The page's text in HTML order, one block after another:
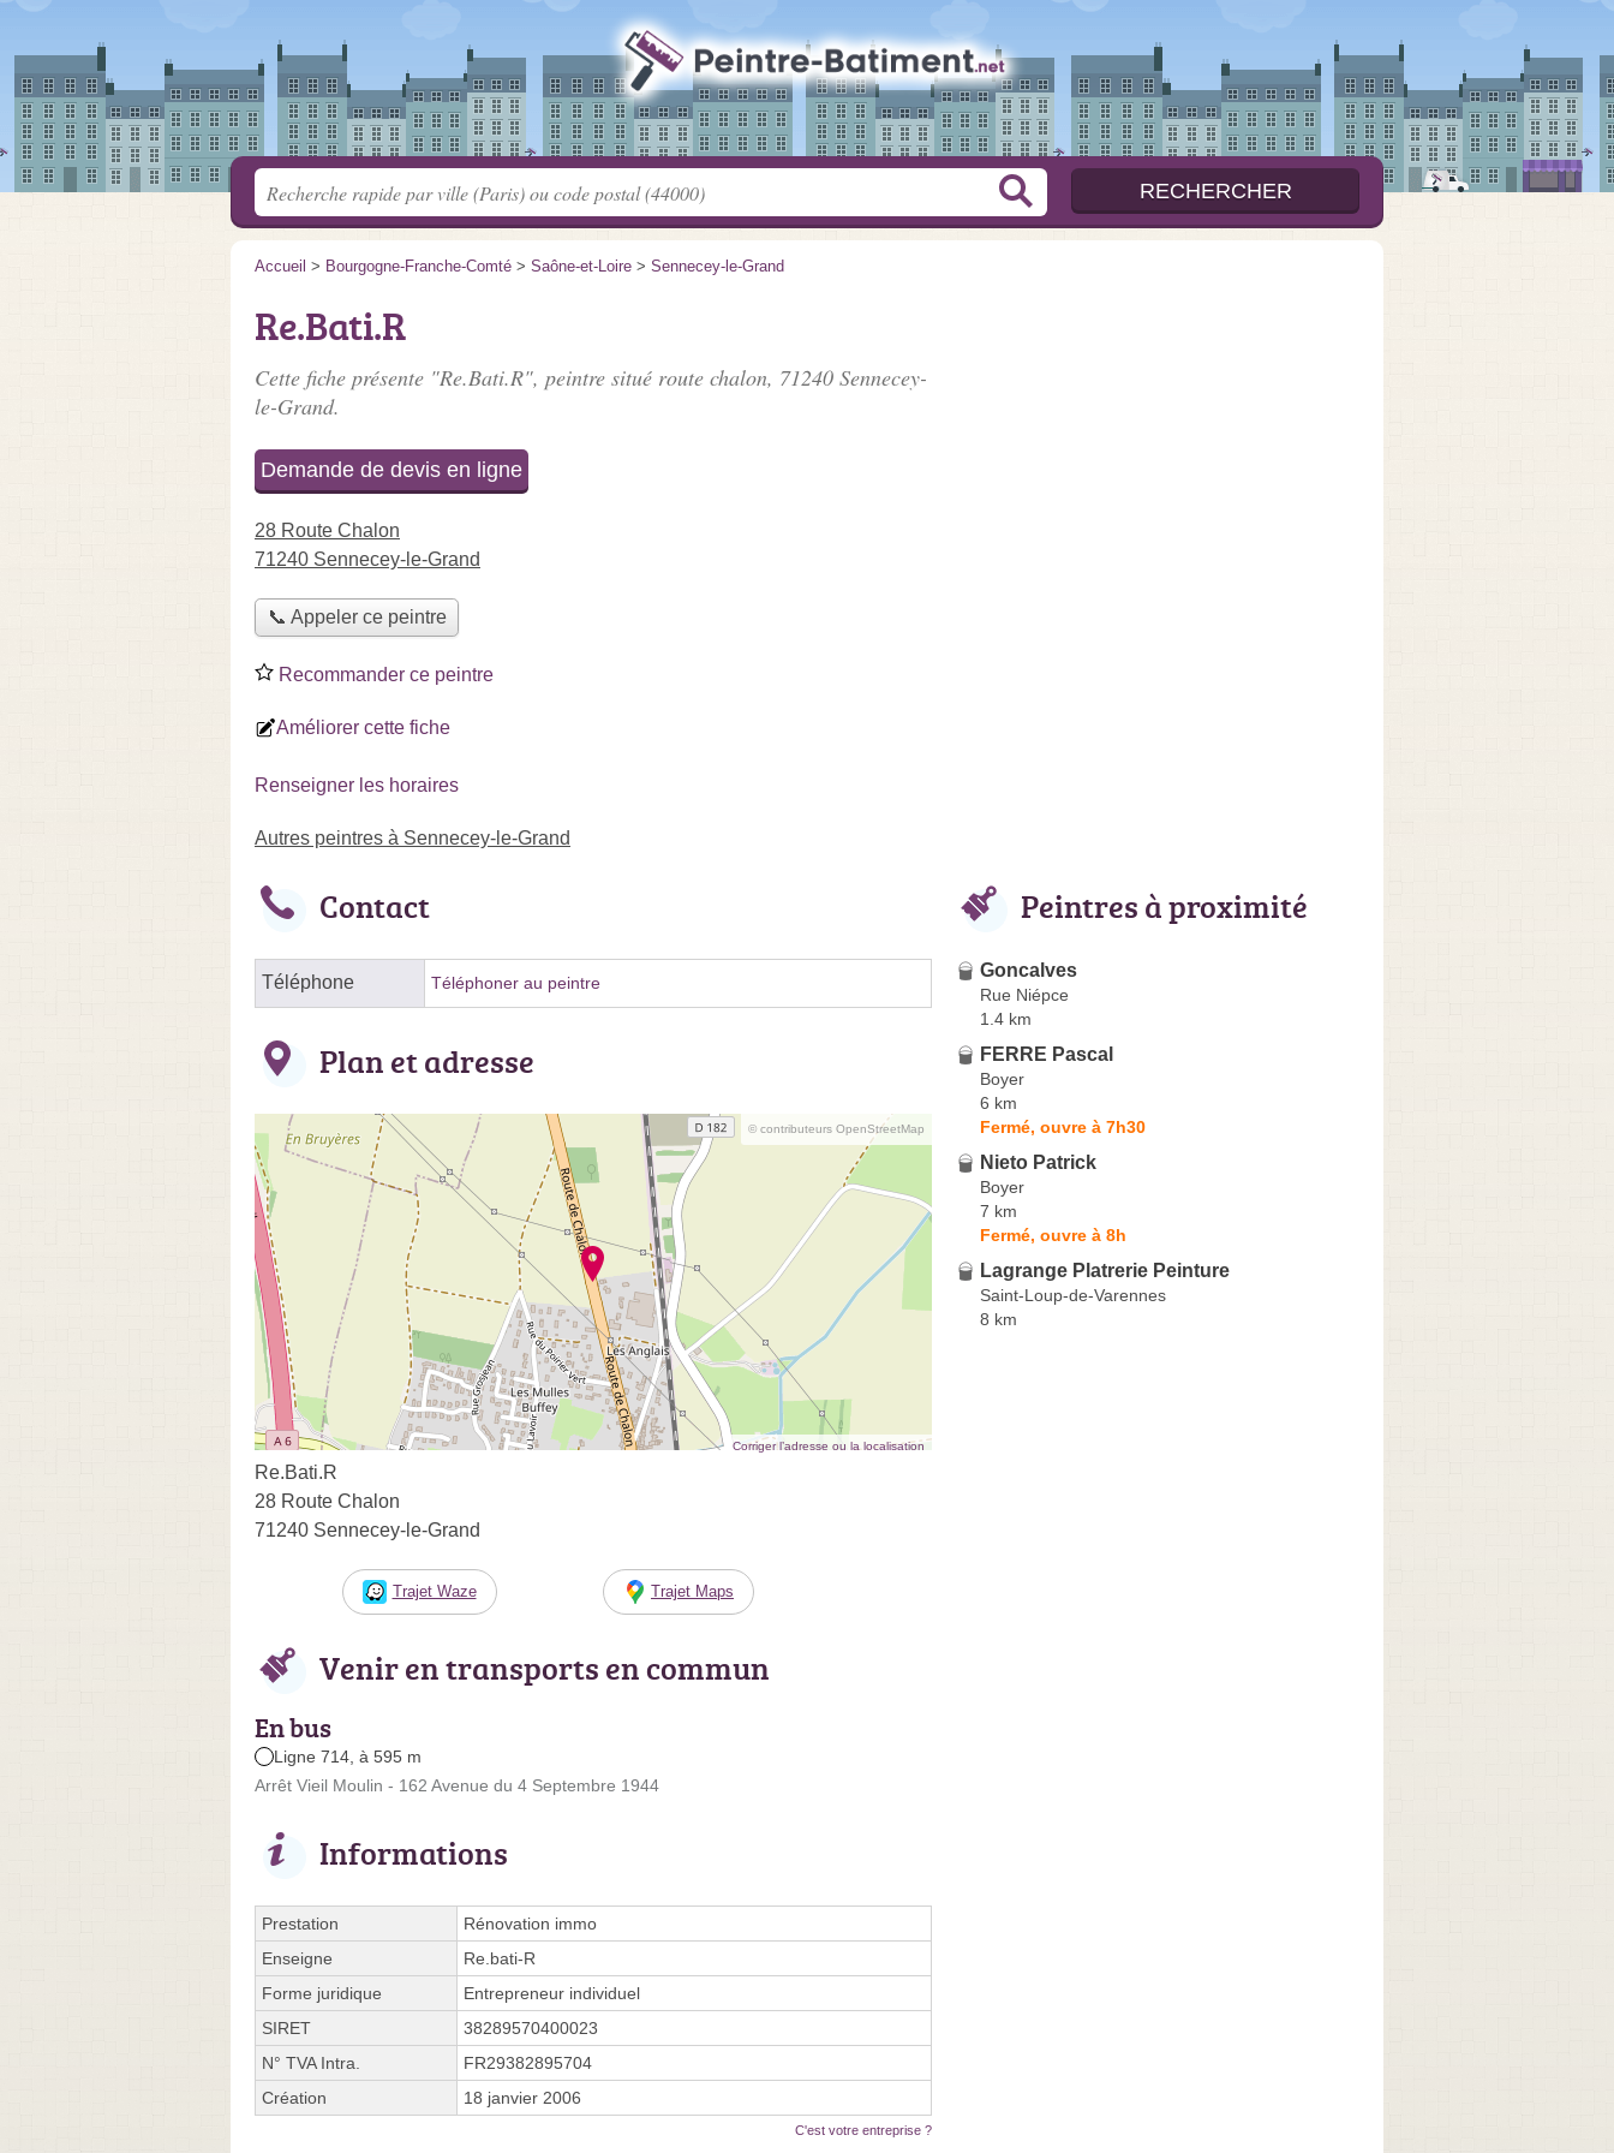
Accueil > Bourgogne-Franche-Comté > Saône-et-Loire > Sennecey-le-Grand
Re.Bati.R
Cette fiche présente "Re.Bati.R", peintre situé route chalon, 71240 Sennecey-
le-Grand.
Demande de devis en ligne
28 Route Chalon
71240 Sennecey-le-Grand
📞 Appeler ce peintre
Recommander ce peintre
Améliorer cette fiche
Renseigner les horaires
Autres peintres à Sennecey-le-Grand
Contact
Téléphone Téléphoner au peintre
Plan et adresse
© contributeurs OpenStreetMap
Corriger l’adresse ou la localisation
Re.Bati.R
28 Route Chalon
71240 Sennecey-le-Grand
Trajet Waze Trajet Maps
Venir en transports en commun
En bus
Ligne 714, à 595 m
Arrêt Vieil Moulin - 162 Avenue du 4 Septembre 1944
Informations
Prestation
Rénovation immo
Enseigne
Re.bati-R
Forme juridique
Entrepreneur individuel
SIRET
38289570400023
N° TVA Intra.
FR29382895704
Création
18 janvier 2006
C'est votre entreprise ?
Peintres à proximité
Goncalves
Rue Niépce
1.4 km
FERRE Pascal
Boyer
6 km
Fermé, ouvre à 7h30
Nieto Patrick
Boyer
7 km
Fermé, ouvre à 8h
Lagrange Platrerie Peinture
Saint-Loup-de-Varennes
8 km